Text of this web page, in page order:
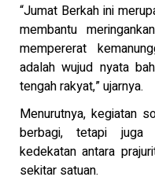
“Jumat Berkah ini
membantu
mempererat
adalah wujud nyata
tengah rakyat,” ujarnya.
Menurutnya, kegiatan
berbagi, tetapi juga
kedekatan antara
sekitar satuan.